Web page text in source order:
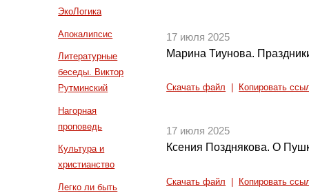
ЭкоЛогика
Апокалипсис
Литературные
беседы. Виктор
Рутминский
Нагорная
проповедь
Культура и
христианство
Легко ли быть
17 июля 2025
Марина Тиунова.
Скачать файл Копировать
17 июля 2025
Ксения Позднякова. О
Скачать файл Копировать